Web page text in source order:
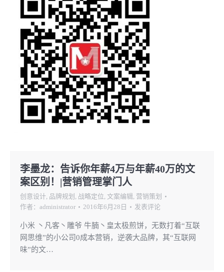
李墨龙：告诉你年薪4万与年薪40万的文
案区别！|营销管理掌门人
创意设计, 品牌规划 , 战略定位, 文案编辑, 营销策划
作者： administrator 2016年6月28日 发表评论
小米 丶凡客丶雕爷 牛腩丶皇太极煎饼，无数打着“互联
网思维”的小公司0成本营销，逆袭大品牌，其“互联网
味”的文…